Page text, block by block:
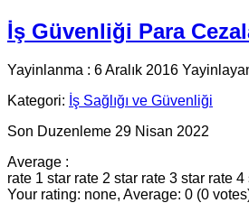
İş Güvenliği Para
Yayinlanma : 6 Aralık 2016
Kategori: İş Sağlığı ve Güvenliği
Son Duzenleme 29 Nisan 2022
Average :
rate 1 star rate 2 star rate 3 star rate 4
Your rating: none, Average: 0 (0